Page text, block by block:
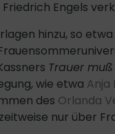
Friedrich Engels
hinzu, so
Trauer
wie etwa Anja
des Orlanda
nur über